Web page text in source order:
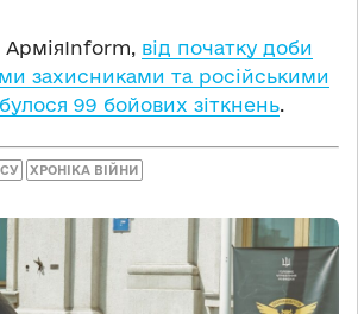
АрміяInform, від початку доби
захисниками та російськими
99 бойових зіткнень
ХРОНІКА ВІЙНИ